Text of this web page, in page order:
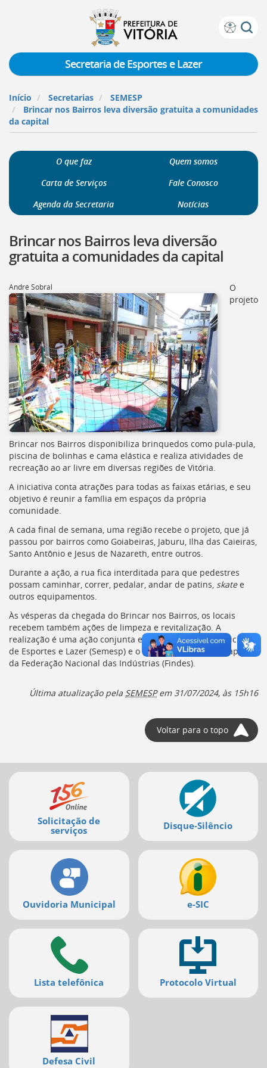
Prefeitura
Vitória
teclado:
para
a
página
de
acessibilidade
para
a
inicial
do
Portal
Ir
para
o
Portal
de
Serviços
[]
Ir
para
a
lista
de
secretarias
[]
Ir
para
página
de
legislação
Ir
para
a
listagem
de
notícias
Ir
para
o
conteúdo
desta
Voltar
para
menu
Secretaria de Esportes e Lazer
Início Secretarias
SEMESP
Brincar nos Bairros leva diversão gratuita a comunidades
da capital
O que faz
Quem somos
Carta de Serviços
Fale Conosco
Agenda da Secretaria
Notícias
Brincar nos Bairros leva diversão
gratuita a comunidades da capital
André Sobral
O
projeto
Brincar nos Bairros disponibiliza brinquedos como pula-pula,
piscina de bolinhas e cama elástica e realiza atividades de
recreação ao ar livre em diversas regiões de Vitória.
A iniciativa conta atrações para todas as faixas etárias, e seu
objetivo é reunir a família em espaços da própria
comunidade.
A cada final de semana, uma região recebe o projeto, que já
passou por bairros como Goiabeiras, Jaburu, Ilha das Caieiras,
Santo Antônio e Jesus de Nazareth, entre outros.
Durante a ação, a rua fica interditada para que pedestres
possam caminhar, correr, pedalar, andar de patins, skatee
outros equipamentos.
Às vésperas da chegada do Brincar nos Bairros, os locais
recebem também ações de limpeza e revitalização. A
realização é uma ação conjunta entre a Secretaria Municipal
de Esportes e Lazer (Semesp) e o Programa Terra, com apoio
da Federação Nacional das Indústrias (Findes).
Última atualização pela SEMESPem 31/07/2024, às 15h16
Voltar para o topo
Mais
serviços
Solicitação de
serviços
Disque-Silêncio
Ouvidoria Municipal e-SIC
Lista telefônica Protocolo Virtual
Defesa Civil